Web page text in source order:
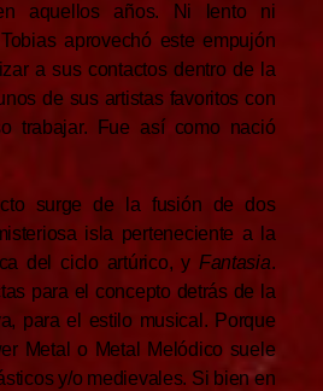
aquellos años. Ni lento ni
aprovechó este empujón
a sus contactos dentro de la
de sus artistas favoritos con
trabajar. Fue así como nació
surge de la fusión de dos
isla perteneciente a la
del ciclo artúrico, y Fantasia.
para el concepto detrás de la
para el estilo musical. Porque
Metal o Metal Melódico suele
y/o medievales. Si bien en